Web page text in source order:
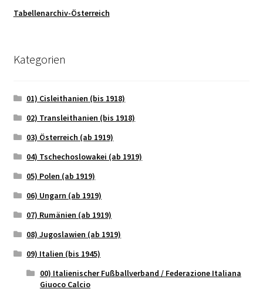
Tabellenarchiv-Österreich
Kategorien
01) Cisleithanien (bis 1918)
02) Transleithanien (bis 1918)
03) Österreich (ab 1919)
04) Tschechoslowakei (ab 1919)
05) Polen (ab 1919)
06) Ungarn (ab 1919)
07) Rumänien (ab 1919)
08) Jugoslawien (ab 1919)
09) Italien (bis 1945)
00) Italienischer Fußballverband / Federazione Italiana
Giuoco Calcio